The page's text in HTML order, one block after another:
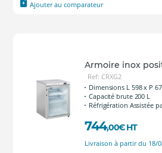
Ajouter au comparateur
Armoire inox
Ref: CRXG2
Dimensions L 598 x P
Capacité brute 200 L
Réfrigération Assistée
744,00€ HT
Livraison à partir du 18/